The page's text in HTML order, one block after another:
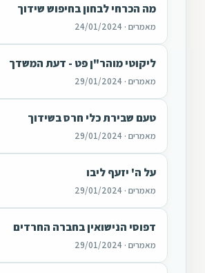
מה הכרחי לבחון בחיפוש שידוך
מאמרים · 24/01/2024
ליקוטי מוהר"ן פט - דעת המשדך
מאמרים · 29/01/2024
טעם שבירת כלי חרס בשידוך
מאמרים · 29/01/2024
על ה' יזעף ליבו
מאמרים · 29/01/2024
דפוסי הנישואין בחברה החרדים
מאמרים · 29/01/2024